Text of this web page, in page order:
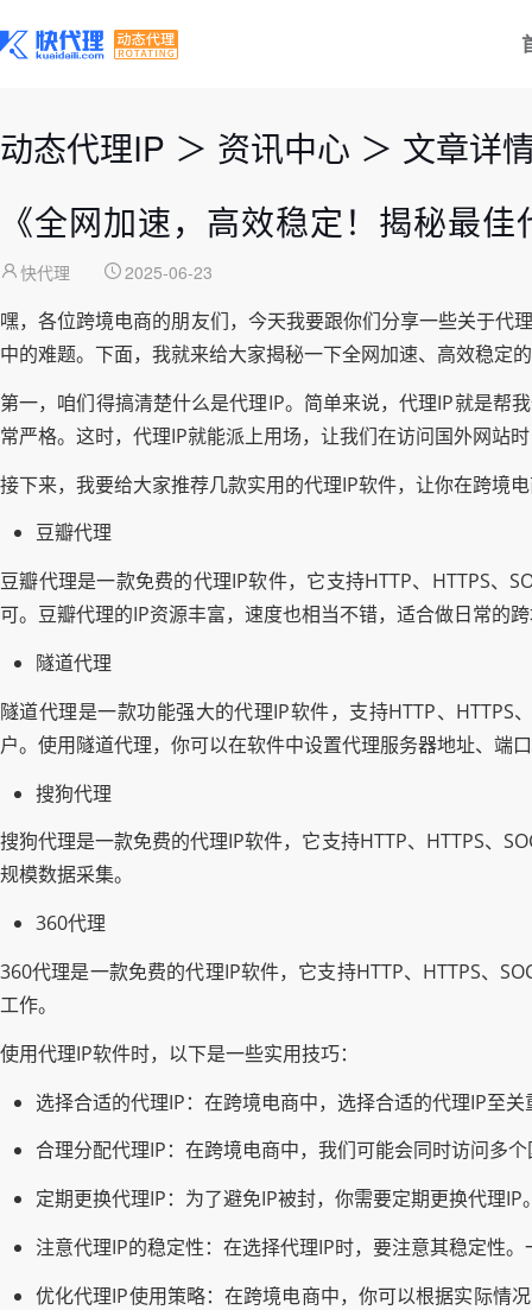
动态代理IP ＞ 资讯中心 ＞ 文章详
《全网加速，高效稳定！揭秘最
快代理 2025-06-23
嘿，各位跨境电商的朋友们，今天我要跟你们分享一些关于代
中的难题。下面，我就来给大家揭秘一下全网加速、高效稳定
第一，咱们得搞清楚什么是代理IP。简单来说，代理IP就是帮
常严格。这时，代理IP就能派上用场，让我们在访问国外网站
接下来，我要给大家推荐几款实用的代理IP软件，让你在跨境
豆瓣代理
豆瓣代理是一款免费的代理IP软件，它支持HTTP、HTTPS、
可。豆瓣代理的IP资源丰富，速度也相当不错，适合做日常的
隧道代理
隧道代理是一款功能强大的代理IP软件，支持HTTP、
户。使用隧道代理，你可以在软件中设置代理服务器地址、端
搜狗代理
搜狗代理是一款免费的代理IP软件，它支持HTTP、HTTPS、
规模数据采集。
360代理
360代理是一款免费的代理IP软件，它支持HTTP、HTTPS、
工作。
使用代理IP软件时，以下是一些实用技巧：
选择合适的代理IP：在跨境电商中，选择合适的代理IP至
合理分配代理IP：在跨境电商中，我们可能会同时访问多
定期更换代理IP：为了避免IP被封，你需要定期更换代理
注意代理IP的稳定性：在选择代理IP时，要注意其稳定性
优化代理IP使用策略：在跨境电商中，你可以根据实际情